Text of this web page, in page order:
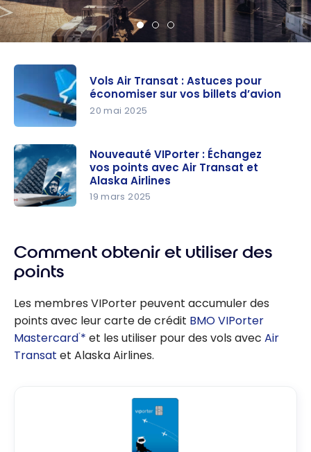
Transat :
Astuces
pour
économise
d’avion
Vols Air Transat : Astuces pour
économiser sur vos billets d’avion
20 mai 2025
Échangez
vos points
avec Air
Transat et
Alaska
Airlines
Nouveauté VIPorter : Échangez
vos points avec Air Transat et
Alaska Airlines
19 mars 2025
Comment obtenir et utiliser des
points
Les membres VIPorter peuvent accumuler des
points avec leur carte de crédit BMO VIPorter
Mastercard®* et les utiliser pour des vols avec Air
Transat et Alaska Airlines.